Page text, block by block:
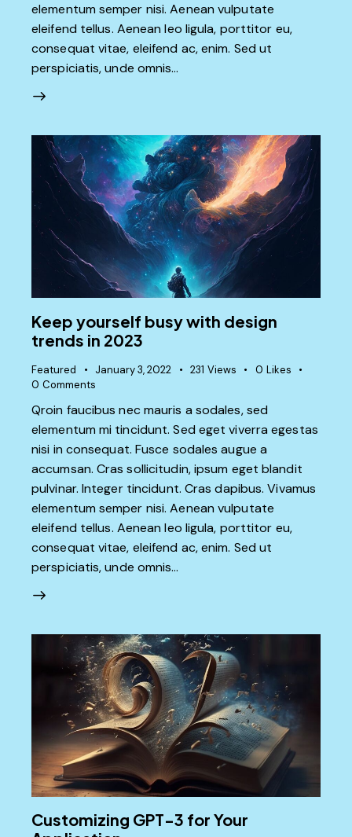
elementum semper nisi. Aenean vulputate
eleifend tellus. Aenean leo ligula, porttitor eu,
consequat vitae, eleifend ac, enim. Sed ut
perspiciatis, unde omnis…
Keep yourself busy with design
trends in 2023
Featured January 3, 2022 231 Views 0 Likes
0 Comments
Qroin faucibus nec mauris a sodales, sed
elementum mi tincidunt. Sed eget viverra egestas
nisi in consequat. Fusce sodales augue a
accumsan. Cras sollicitudin, ipsum eget blandit
pulvinar. Integer tincidunt. Cras dapibus. Vivamus
elementum semper nisi. Aenean vulputate
eleifend tellus. Aenean leo ligula, porttitor eu,
consequat vitae, eleifend ac, enim. Sed ut
perspiciatis, unde omnis…
Customizing GPT-3 for Your